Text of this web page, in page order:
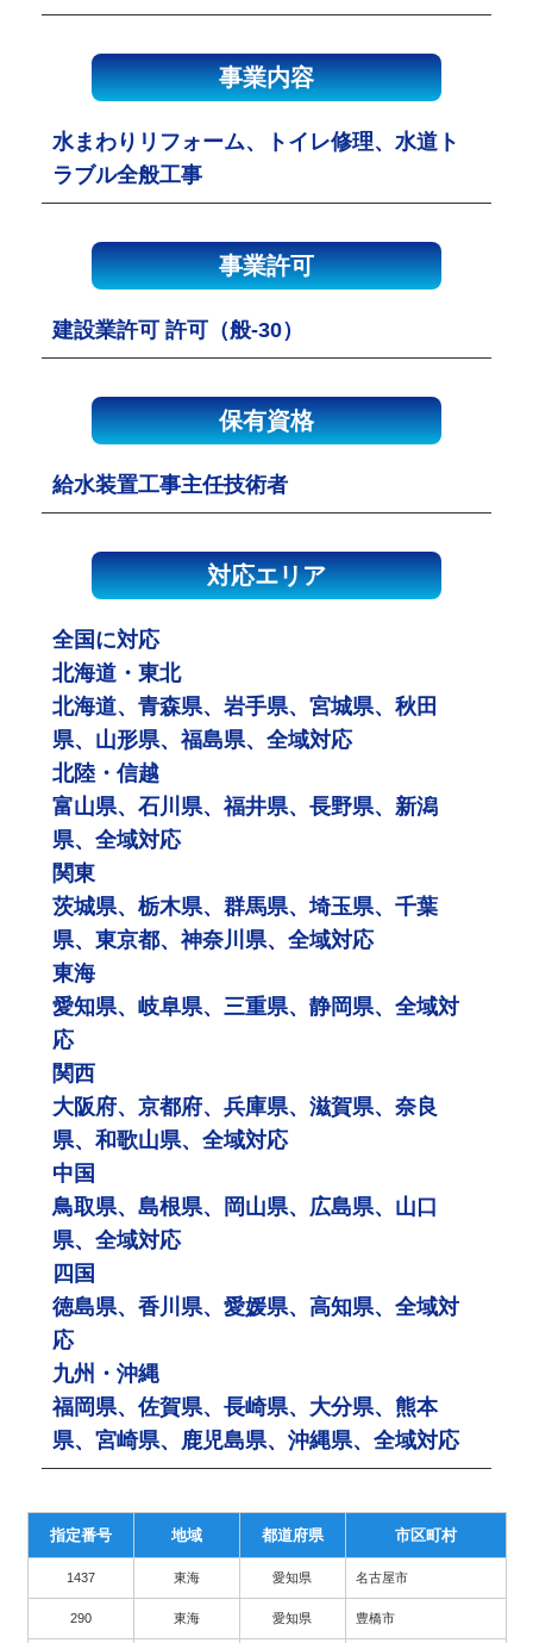
事業内容
水まわりリフォーム、トイレ修理、水道ト
ラブル全般工事
事業許可
建設業許可 許可（般-30）
保有資格
給水装置工事主任技術者
対応エリア
全国に対応
北海道・東北
北海道、青森県、岩手県、宮城県、秋田
県、山形県、福島県、全域対応
北陸・信越
富山県、石川県、福井県、長野県、新潟
県、全域対応
関東
茨城県、栃木県、群馬県、埼玉県、千葉
県、東京都、神奈川県、全域対応
東海
愛知県、岐阜県、三重県、静岡県、全域対
応
関西
大阪府、京都府、兵庫県、滋賀県、奈良
県、和歌山県、全域対応
中国
鳥取県、島根県、岡山県、広島県、山口
県、全域対応
四国
徳島県、香川県、愛媛県、高知県、全域対
応
九州・沖縄
福岡県、佐賀県、長崎県、大分県、熊本
県、宮崎県、鹿児島県、沖縄県、全域対応
指定番号 地域 都道府県 市区町村
1437 東海 愛知県 名古屋市
290 東海 愛知県 豊橋市